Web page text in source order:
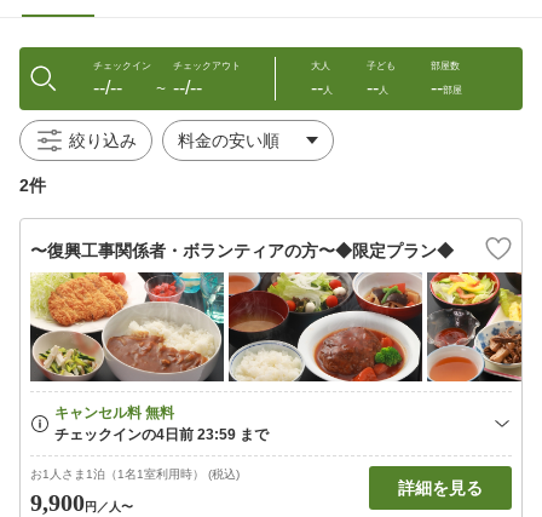
チェックイン
--/-- 〜
チェックアウト
--/--
大人
--人
子ども
--人
部屋数
--部屋
絞り込み
2件
〜復興工事関係者・ボランティアの方〜◆限定プラン◆
お1人さま1泊（1名1室利用時） (税込)
9,900円 ／人〜
詳細を見る